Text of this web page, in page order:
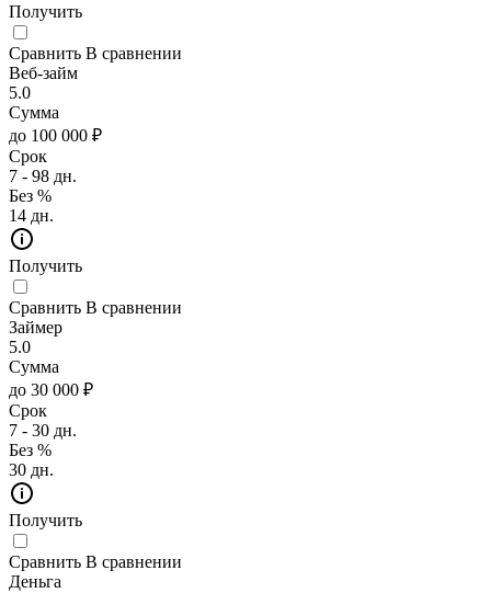
Получить
Сравнить В сравнении
Веб-займ
5.0
Сумма
до 100 000 ₽
Срок
7 - 98 дн.
Без %
14 дн.
Получить
Сравнить В сравнении
Займер
5.0
Сумма
до 30 000 ₽
Срок
7 - 30 дн.
Без %
30 дн.
Получить
Сравнить В сравнении
Деньга